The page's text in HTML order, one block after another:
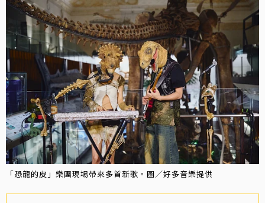
「恐龍的皮」樂團現場帶來多首新歌。圖／好多音樂提供